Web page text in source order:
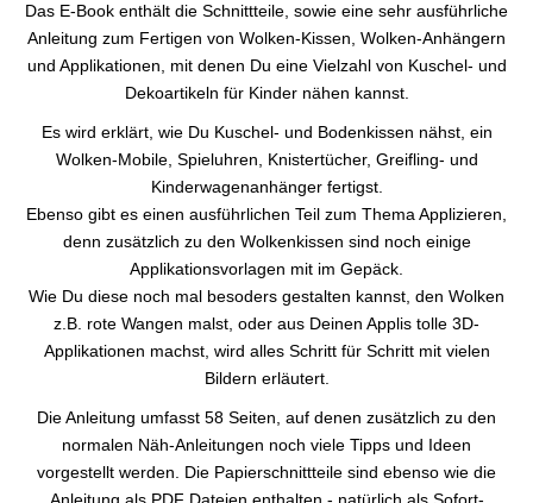
Das E-Book enthält die Schnittteile, sowie eine sehr ausführliche
Anleitung zum Fertigen von Wolken-Kissen, Wolken-Anhängern
und Applikationen, mit denen Du eine Vielzahl von Kuschel- und
Dekoartikeln für Kinder nähen kannst.
Es wird erklärt, wie Du Kuschel- und Bodenkissen nähst, ein
Wolken-Mobile, Spieluhren, Knistertücher, Greifling- und
Kinderwagenanhänger fertigst.
Ebenso gibt es einen ausführlichen Teil zum Thema Applizieren,
denn zusätzlich zu den Wolkenkissen sind noch einige
Applikationsvorlagen mit im Gepäck.
Wie Du diese noch mal besoders gestalten kannst, den Wolken
z.B. rote Wangen malst, oder aus Deinen Applis tolle 3D-
Applikationen machst, wird alles Schritt für Schritt mit vielen
Bildern erläutert.
Die Anleitung umfasst 58 Seiten, auf denen zusätzlich zu den
normalen Näh-Anleitungen noch viele Tipps und Ideen
vorgestellt werden. Die Papierschnittteile sind ebenso wie die